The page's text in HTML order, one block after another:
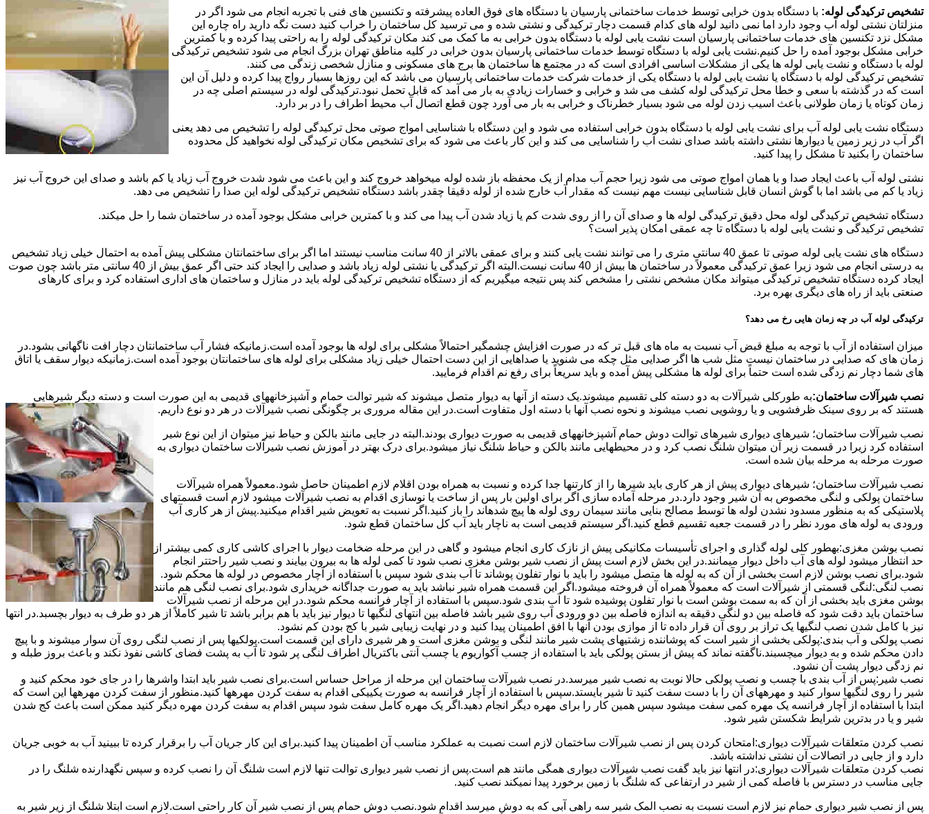
تشخیص ترکیدگی لوله: با دستگاه بدون خرابی توسط خدمات ساختمانی پارسیان با دستگاه های فوق العاده پیشرفته و تکنسین های فنی با تجربه انجام می شود اگر در
منزلتان نشتی لوله آب وجود دارد اما نمی دانید لوله های کدام قسمت دچار ترکیدگی و نشتی شده و می ترسید کل ساختمان را خراب کنید دست نگه دارید راه چاره این
مشکل نزد تکنسین های خدمات ساختمانی پارسیان است نشت یابی لوله با دستگاه بدون خرابی به ما کمک می کند مکان ترکیدگی لوله را به راحتی پیدا کرده و با کمترین
خرابی مشکل بوجود آمده را حل کنیم.نشت یابی لوله با دستگاه توسط خدمات ساختمانی پارسیان بدون خرابی در کلیه مناطق تهران بزرگ انجام می شود تشخیص ترکیدگی
لوله با دستگاه و نشت یابی لوله ها یکی از مشکلات اساسی افرادی است که در مجتمع ها ساختمان ها برج های مسکونی و منازل شخصی زندگی می کنند.
تشخیص ترکیدگی لوله با دستگاه یا نشت یابی لوله با دستگاه یکی از خدمات شرکت خدمات ساختمانی پارسیان می باشد که این روزها بسیار رواج پیدا کرده و دلیل آن این
است که در گذشته با سعی و خطا محل ترکیدگی لوله کشف می شد و خرابی و خسارات زیادی به بار می آمد که قابل تحمل نبود.ترکیدگی لوله در سیستم اصلی چه در
زمان کوتاه یا زمان طولانی باعث اسیب زدن لوله می شود بسیار خطرناک و خرابی به بار می آورد چون قطع اتصال آب محیط اطراف را در بر دارد.
دستگاه نشت یابی لوله آب برای نشت یابی لوله با دستگاه بدون خرابی استفاده می شود و این دستگاه با شناسایی امواج صوتی محل ترکیدگی لوله را تشخیص می دهد یعنی
اگر آب در زیر زمین یا دیوارها نشتی داشته باشد صدای نشت آب را شناسایی می کند و این کار باعث می شود که برای تشخیص مکان ترکیدگی لوله نخواهید کل محدوده
ساختمان را بکنید تا مشکل را پیدا کنید.
نشتی لوله آب باعث ایجاد صدا و یا همان امواج صوتی می شود زیرا حجم آب مدام از یک محفظه باز شده لوله میخواهد خروج کند و این باعث می شود شدت خروج آب زیاد یا کم باشد و صدای این خروج آب نیز
زیاد یا کم می باشد اما با گوش انسان قابل شناسایی نیست مهم نیست که مقدار آب خارج شده از لوله دقیقا چقدر باشد دستگاه تشخیص ترکیدگی لوله این صدا را تشخیص می دهد.
دستگاه تشخیص ترکیدگی لوله محل دقیق ترکیدگی لوله ها و صدای آن را از روی شدت کم یا زیاد شدن آب پیدا می کند و با کمترین خرابی مشکل بوجود آمده در ساختمان شما را حل میکند.
تشخیص ترکیدگی و نشت یابی لوله با دستگاه تا چه عمقی امکان پذیر است؟
دستگاه های نشت یابی لوله صوتی تا عمق 40 سانتی متری را می توانند نشت یابی کنند و برای عمقی بالاتر از 40 سانت مناسب نیستند اما اگر برای ساختمانتان مشکلی پیش آمده به احتمال خیلی زیاد تشخیص
به درستی انجام می شود زیرا عمق ترکیدگی معمولاً در ساختمان ها بیش از 40 سانت نیست.البته اگر ترکیدگی یا نشتی لوله زیاد باشد و صدایی را ایجاد کند حتی اگر عمق بیش از 40 سانتی متر باشد چون صوت
ایجاد کرده دستگاه تشخیص ترکیدگی میتواند مکان مشخص نشتی را مشخص کند پس نتیجه میگیریم که از دستگاه تشخیص ترکیدگی لوله باید در منازل و ساختمان های اداری استفاده کرد و برای کارهای
صنعتی باید از راه های دیگری بهره برد.
ترکیدگی لوله آب در چه زمان هایی رخ می دهد؟
میزان استفاده از آب با توجه به مبلغ قبض آب نسبت به ماه های قبل تر که در صورت افزایش چشمگیر احتمالاً مشکلی برای لوله ها بوجود آمده است.زمانیکه فشار آب ساختمانتان دچار افت ناگهانی بشود.در
زمان های که صدایی در ساختمان نیست مثل شب ها اگر صدایی مثل چکه می شنوید یا صداهایی از این دست احتمال خیلی زیاد مشکلی برای لوله های ساختمانتان بوجود آمده است.زمانیکه دیوار سقف یا اتاق
های شما دچار نم زدگی شده است حتماً برای لوله ها مشکلی پیش آمده و باید سریعاً برای رفع نم اقدام فرمایید.
نصب شیرآلات ساختمان:به طورکلی شیرآلات به دو دسته کلی تقسیم میشوند.یک دسته از آنها به دیوار متصل میشوند که شیر توالت حمام و آشپزخانههای قدیمی به این صورت است و دسته دیگر شیرهایی
هستند که بر روی سینک ظرفشویی و یا روشویی نصب میشوند و نحوه نصب آنها با دسته اول متفاوت است.در این مقاله مروری بر چگونگی نصب شیرآلات در هر دو نوع داریم.
نصب شیرآلات ساختمان؛ شیرهای دیواری شیرهای توالت دوش حمام آشپزخانههای قدیمی به صورت دیواری بودند.البته در جایی مانند بالکن و حیاط نیز میتوان از این نوع شیر
استفاده کرد زیرا در قسمت زیر آن میتوان شلنگ نصب کرد و در محیطهایی مانند بالکن و حیاط شلنگ نیاز میشود.برای درک بهتر در آموزش نصب شیرآلات ساختمان دیواری به
صورت مرحله به مرحله بیان شده است.
نصب شیرآلات ساختمان؛ شیرهای دیواری پیش از هر کاری باید شیرها را از کارتنها جدا کرده و نسبت به همراه بودن اقلام لازم اطمینان حاصل شود.معمولاً همراه شیرآلات
ساختمان پولکی و لنگی مخصوص به آن شیر وجود دارد.در مرحله آماده سازی اگر برای اولین بار پس از ساخت یا نوسازی اقدام به نصب شیرآلات میشود لازم است قسمتهای
پلاستیکی که به منظور مسدود نشدن لوله ها توسط مصالح بنایی مانند سیمان روی لوله ها پیچ شدهاند را باز کنید.اگر نسبت به تعویض شیر اقدام میکنید.پیش از هر کاری آب
ورودی به لوله های مورد نظر را در قسمت جعبه تقسیم قطع کنید.اگر سیستم قدیمی است به ناچار باید آب کل ساختمان قطع شود.
نصب بوشن مغزی:بهطور کلی لوله گذاری و اجرای تأسیسات مکانیکی پیش از نازک کاری انجام میشود و گاهی در این مرحله ضخامت دیوار با اجرای کاشی کاری کمی بیشتر از
حد انتظار میشود لوله های آب داخل دیوار میمانند.در این بخش لازم است پیش از نصب شیر بوشن مغزی نصب شود تا کمی لوله ها به بیرون بیایند و نصب شیر راحتتر انجام
شود.برای نصب بوشن لازم است بخشی از آن که به لوله ها متصل میشود را باید با نوار تفلون پوشاند تا آب بندی شود سپس با استفاده از آچار مخصوص در لوله ها محکم شود.
نصب لنگی:لنگی قسمتی از شیرآلات است که معمولاً همراه آن فروخته میشود.اگر این قسمت همراه شیر نباشد باید به صورت جداگانه خریداری شود.برای نصب لنگی هم مانند
بوشن مغزی باید بخشی از آن که به سمت بوشن است با نوار تفلون پوشیده شود تا آب بندی شود.سپس با استفاده از آچار فرانسه محکم شود.در این مرحله از نصب شیرآلات
ساختمان باید دقت شود که فاصله بین دو لنگی دقیقه به اندازه فاصله بین دو ورودی آب روی شیر باشد فاصله بین انتهای لنگیها تا دیوار نیز باید با هم برابر باشد تا شیر کاملاً از هر دو طرف به دیوار بچسبد.در انتها
نیز با کامل شدن نصب لنگیها یک تراز بر روی آن قرار داده تا از موازی بودن آنها با افق اطمینان پیدا کنید و در نهایت زیبایی شیر با کج بودن کم نشود.
نصب پولکی و آب بندی:پولکی بخشی از شیر است که پوشاننده زشتیهای پشت شیر مانند لنگی و بوشن مغزی است و هر شیری دارای این قسمت است.پولکیها پس از نصب لنگی روی آن سوار میشوند و با پیچ
دادن محکم شده و به دیوار میچسبند.ناگفته نماند که پیش از بستن پولکی باید با استفاده از چسب آکواریوم یا چسب آنتی باکتریال اطراف لنگی پر شود تا آب به پشت فضای کاشی نفوذ نکند و باعث بروز طبله و
نم زدگی دیوار پشت آن نشود.
نصب شیر:پس از آب بندی با چسب و نصب پولکی حالا نوبت به نصب شیر میرسد.در نصب شیرآلات ساختمان این مرحله از مراحل حساس است.برای نصب شیر باید ابتدا واشرها را در جای خود محکم کنید و
شیر را روی لنگیها سوار کنید و مهرههای آن را با دست سفت کنید تا شیر بایستد.سپس با استفاده از آچار فرانسه به صورت یکییکی اقدام به سفت کردن مهرهها کنید.منظور از سفت کردن مهرهها این است که
ابتدا با استفاده از آچار فرانسه یک مهره کمی سفت میشود سپس همین کار را برای مهره دیگر انجام دهید.اگر یک مهره کامل سفت شود سپس اقدام به سفت کردن مهره دیگر کنید ممکن است باعث کج شدن
شیر و یا در بدترین شرایط شکستن شیر شود.
نصب کردن متعلقات شیرآلات دیواری:امتحان کردن پس از نصب شیرآلات ساختمان لازم است نصبت به عملکرد مناسب آن اطمینان پیدا کنید.برای این کار جریان آب را برقرار کرده تا ببینید آب به خوبی جریان
دارد و از جایی در اتصالات آن نشتی نداشته باشد.
نصب کردن متعلقات شیرآلات دیواری:در انتها نیز باید گفت نصب شیرآلات دیواری همگی مانند هم است.پس از نصب شیر دیواری توالت تنها لازم است شلنگ آن را نصب کرده و سپس نگهدارنده شلنگ را در
جایی مناسب در دسترس با فاصله کمی از شیر در ارتفاعی که شلنگ با زمین برخورد پیدا نمیکند نصب کنید.
پس از نصب شیر دیواری حمام نیز لازم است نسبت به نصب المک شیر سه راهی آبی که به دوش میرسد اقدام شود.نصب دوش حمام پس از نصب شیر آن کار راحتی است.لازم است ابتلا شلنگ از زیر شیر به